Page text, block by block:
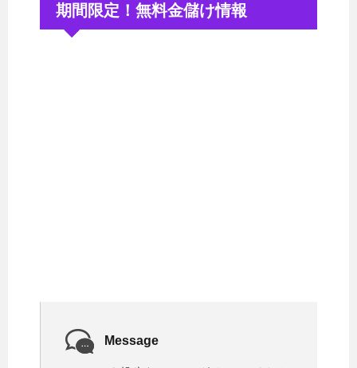
期間限定！無料金儲け情報
Message